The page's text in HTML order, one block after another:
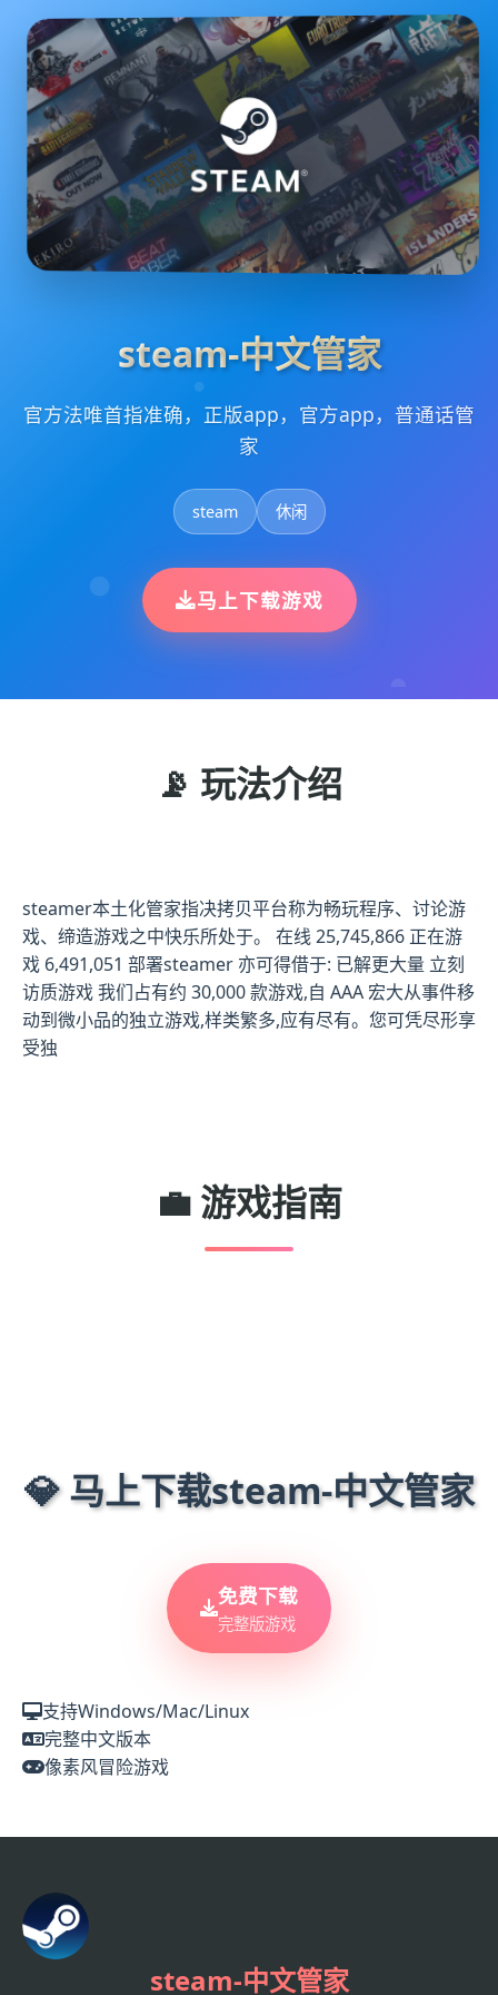
steam-中文管家
官方法唯首指准确，正版app，官方app，普通话管
家
steam 休闲
马上下载游戏
📡 玩法介绍
steamer本土化管家指决拷贝平台称为畅玩程序、讨论游
戏、缔造游戏之中快乐所处于。 在线 25,745,866 正在游
戏 6,491,051 部署steamer 亦可得借于: 已解更大量 立刻
访质游戏 我们占有约 30,000 款游戏,自 AAA 宏大从事件移
动到微小品的独立游戏,样类繁多,应有尽有。您可凭尽形享
受独
💼 游戏指南
💎 马上下载steam-中文管家
免费下载
完整版游戏
支持Windows/Mac/Linux
完整中文版本
像素风冒险游戏
steam-中文管家